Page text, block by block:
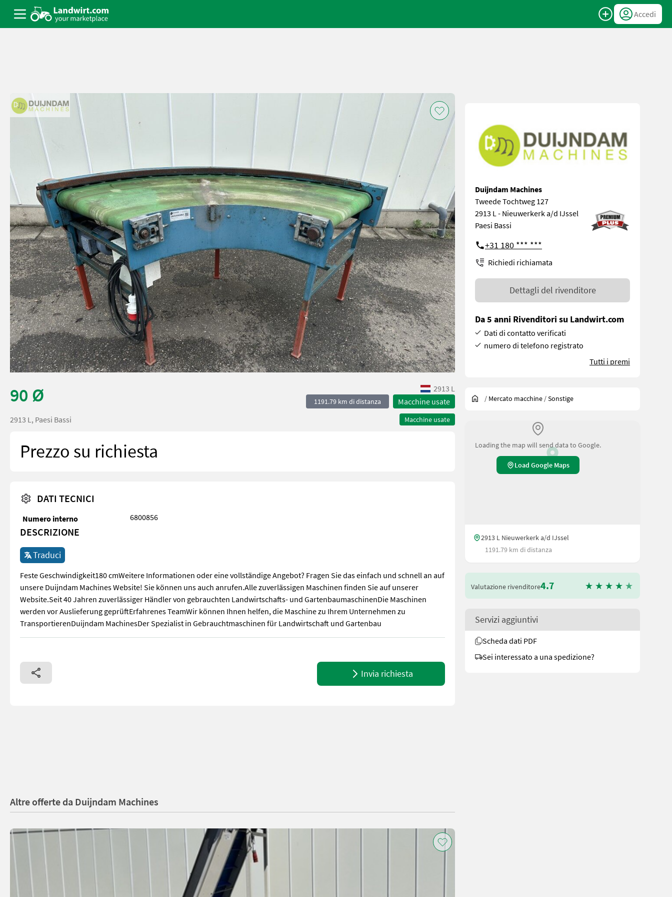
Accedi
90 Ø 2913 L
1191.79 km di distanza Macchine usate
Macchine usate
2913 L, Paesi Bassi
Prezzo su richiesta
DATI TECNICI
Numero interno 6800856
DESCRIZIONE
Traduci
Feste Geschwindigkeit180 cmWeitere Informationen oder eine vollständige Angebot? Fragen Sie das einfach und schnell an auf
unsere Duijndam Machines Website! Sie können uns auch anrufen.Alle zuverlässigen Maschinen finden Sie auf unserer
Website.Seit 40 Jahren zuverlässiger Händler von gebrauchten Landwirtschafts- und GartenbaumaschinenDie Maschinen
werden vor Auslieferung geprüftErfahrenes TeamWir können Ihnen helfen, die Maschine zu Ihrem Unternehmen zu
TransportierenDuijndam MachinesDer Spezialist in Gebrauchtmaschinen für Landwirtschaft und Gartenbau
Feste Geschwindigkeit180 cmWeitere Informationen oder eine vollständige Angebot? Fragen Sie das einfach und schnell an auf unsere Duijndam Machines Website! Sie können uns auch
Invia richiesta
Duijndam Machines
Tweede Tochtweg 127
2913 L - Nieuwerkerk a/d IJssel
Paesi Bassi
+31 180 *** ***
Richiedi richiamata
Dettagli del rivenditore
Da 5 anni Rivenditori su Landwirt.com
Dati di contatto verificati
numero di telefono registrato
Tutti i premi
/ Mercato macchine /Sonstige
Loading the map will send data to Google.
Load Google Maps
2913 L Nieuwerkerk a/d IJssel
1191.79 km di distanza
Valutazione rivenditore4.7
Servizi aggiuntivi
Scheda dati PDF
Sei interessato a una spedizione?
Altre offerte da Duijndam Machines